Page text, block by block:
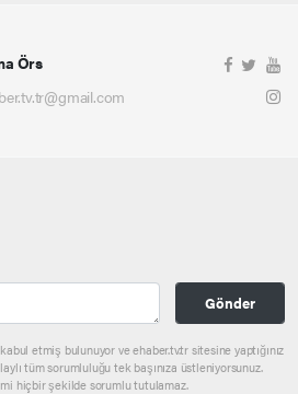
Örs
Gönder
etmiş bulunuyor ve ehaber.tv.tr sitesine yaptığınız
tüm sorumluluğu tek başınıza üstleniyorsunuz.
hiçbir şekilde sorumlu tutulamaz.